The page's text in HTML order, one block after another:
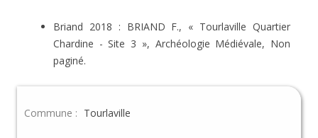
Briand 2018 : BRIAND F., « Tourlaville Quartier
Chardine - Site 3 », Archéologie Médiévale, Non
paginé.
Commune : Tourlaville